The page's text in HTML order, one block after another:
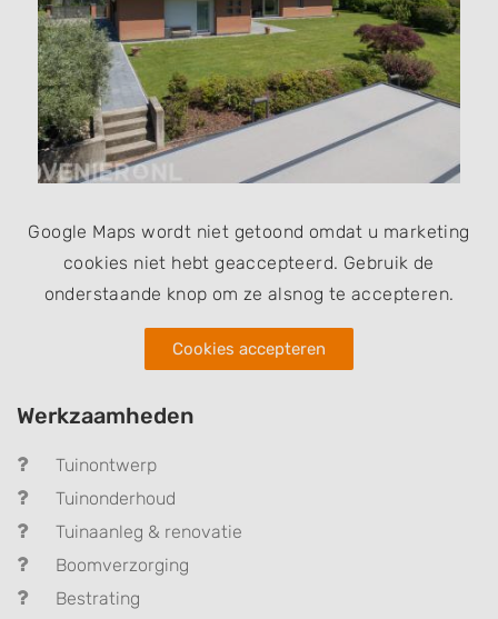
Google Maps wordt niet getoond omdat u marketing
cookies niet hebt geaccepteerd. Gebruik de
onderstaande knop om ze alsnog te accepteren.
Cookies accepteren
Werkzaamheden
Tuinontwerp
Tuinonderhoud
Tuinaanleg & renovatie
Boomverzorging
Bestrating